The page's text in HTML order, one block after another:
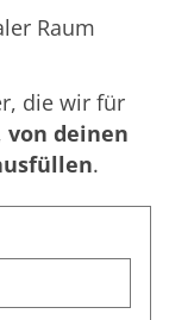
Raum
die wir für
von deinen
.